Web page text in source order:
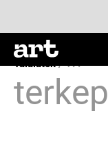
Találatok/ 17:
terkep